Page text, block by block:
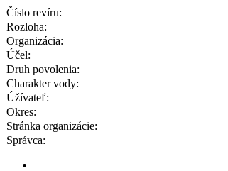
Číslo revíru:
Rozloha:
Organizácia:
Účel:
Druh povolenia:
Charakter vody:
Úžívateľ:
Okres:
Stránka organizácie:
Správca: